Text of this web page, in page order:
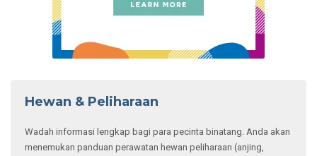
Hewan & Peliharaan
Wadah informasi lengkap bagi para pecinta binatang. Anda akan
menemukan panduan perawatan hewan peliharaan (anjing,